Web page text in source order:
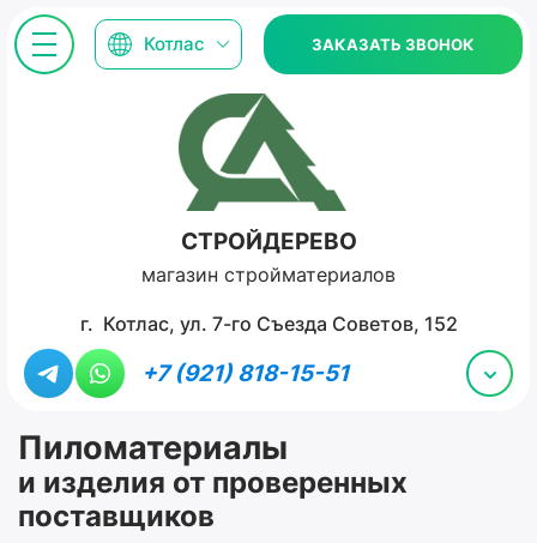
Котлас ЗАКАЗАТЬ ЗВОНОК
СТРОЙДЕРЕВО
магазин стройматериалов
г. Котлас, ул. 7-го Съезда Советов, 152
+7 (921) 818-15-51
Пиломатериалы
и изделия от проверенных
поставщиков